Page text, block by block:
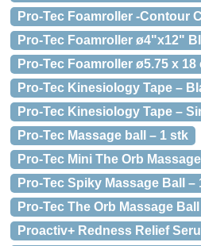
Pro-Tec Foamroller -Contour
Pro-Tec Foamroller ø4"x12"
Pro-Tec Foamroller ø5.75 x
Pro-Tec Kinesiology Tape –
Pro-Tec Kinesiology Tape –
Pro-Tec Massage ball – 1 stk
Pro-Tec Mini The Orb
Pro-Tec Spiky Massage Ball –
Pro-Tec The Orb Massage
Proactiv+ Redness Relief